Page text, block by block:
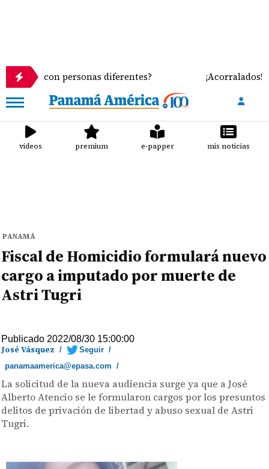
diferentes? ¡Acorralados! Leche
videos premium e-papper mis noticias
PANAMÁ
Fiscal de Homicidio formulará nuevo
cargo a imputado por muerte de
Astri Tugri
Publicado 2022/08/30 15:00:00
José Vásquez / Seguir /
panamaamerica@epasa.com /
La solicitud de la nueva audiencia surge ya que a José
Alberto Atencio se le formularon cargos por los presuntos
delitos de privación de libertad y abuso sexual de Astri
Tugri.